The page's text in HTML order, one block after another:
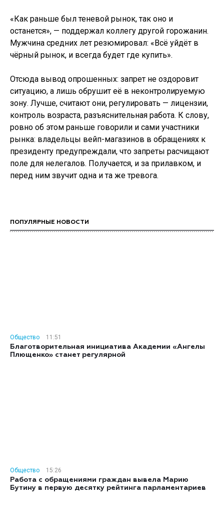
«Как раньше был теневой рынок, так оно и
останется», — поддержал коллегу другой горожанин.
Мужчина средних лет резюмировал: «Всё уйдёт в
чёрный рынок, и всегда будет где купить».
Отсюда вывод опрошенных: запрет не оздоровит
ситуацию, а лишь обрушит её в неконтролируемую
зону. Лучше, считают они, регулировать — лицензии,
контроль возраста, разъяснительная работа. К слову,
ровно об этом раньше говорили и сами участники
рынка: владельцы вейп-магазинов в обращениях к
президенту предупреждали, что запреты расчищают
поле для нелегалов. Получается, и за прилавком, и
перед ним звучит одна и та же тревога.
ПОПУЛЯРНЫЕ НОВОСТИ
Общество
11:51
Благотворительная инициатива Академии «Ангелы
Плющенко» станет регулярной
Общество
15:26
Работа с обращениями граждан вывела Марию
Бутину в первую десятку рейтинга парламентариев